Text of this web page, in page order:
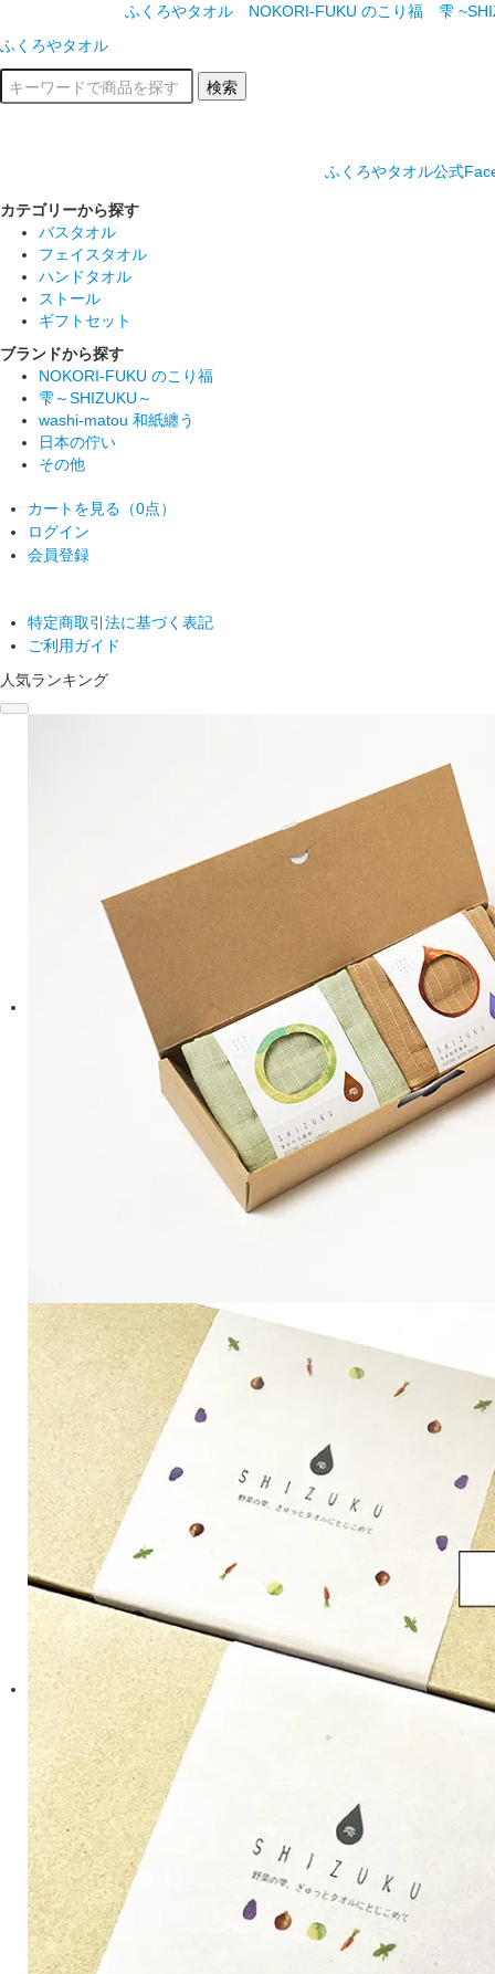
ふくろやタオル NOKORI-FUKU のこり福
雫
ふくろやタオル
ふくろやタオル公式
カテゴリーから探す
バスタオル
フェイスタオル
ハンドタオル
ストール
ギフトセット
ブランドから探す
NOKORI-FUKU のこり福
雫～SHIZUKU～
washi-matou 和紙纏う
日本の佇い
その他
カートを見る（0点）
ログイン
会員登録
特定商取引法に基づく表記
ご利用ガイド
人気ランキング